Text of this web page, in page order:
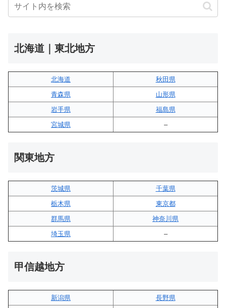
北海道｜東北地方
北海道
秋田県
青森県
山形県
岩手県
福島県
宮城県
–
関東地方
茨城県
千葉県
栃木県
東京都
群馬県
神奈川県
埼玉県
–
甲信越地方
新潟県
長野県